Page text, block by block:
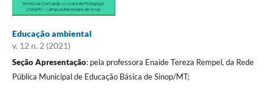
Educação ambiental
v. 12 n. 2 (2021)
Seção Apresentação: pela professora Enaide Tereza Rempel, da Rede
Pública Municipal de Educação Básica de Sinop/MT;